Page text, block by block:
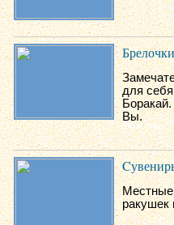
Брелочки
для
Вы.
Местные
ракушек